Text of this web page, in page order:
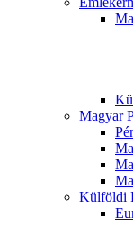
Magyar
Külföldi